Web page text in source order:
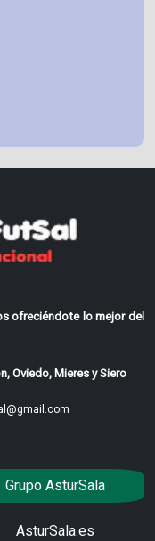
ofreciéndote lo mejor del
Oviedo, Mieres y Siero
Grupo AsturSala
AsturSala.es